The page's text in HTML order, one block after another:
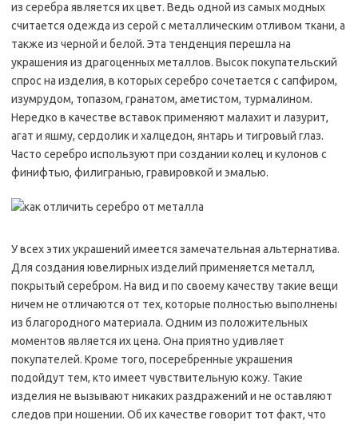
из серебра является их цвет. Ведь одной из самых модных
считается одежда из серой с металлическим отливом ткани, а
также из черной и белой. Эта тенденция перешла на
украшения из драгоценных металлов. Высок покупательский
спрос на изделия, в которых серебро сочетается с сапфиром,
изумрудом, топазом, гранатом, аметистом, турмалином.
Нередко в качестве вставок применяют малахит и лазурит,
агат и яшму, сердолик и халцедон, янтарь и тигровый глаз.
Часто серебро используют при создании колец и кулонов с
финифтью, филигранью, гравировкой и эмалью.
У всех этих украшений имеется замечательная альтернатива.
Для создания ювелирных изделий применяется металл,
покрытый серебром. На вид и по своему качеству такие вещи
ничем не отличаются от тех, которые полностью выполнены
из благородного материала. Одним из положительных
моментов является их цена. Она приятно удивляет
покупателей. Кроме того, посеребренные украшения
подойдут тем, кто имеет чувствительную кожу. Такие
изделия не вызывают никаких раздражений и не оставляют
следов при ношении. Об их качестве говорит тот факт, что